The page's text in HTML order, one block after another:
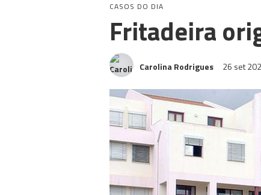
CASOS DO DIA
Fritadeira
Carolina Rodrigues 26 set